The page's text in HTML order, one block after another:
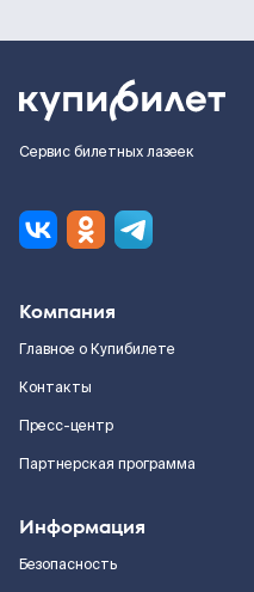
Сервис билетных лазеек
Компания
Главное о Купибилете
Контакты
Пресс-центр
Партнерская программа
Информация
Безопасность